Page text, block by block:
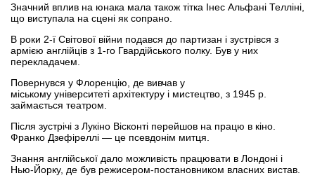
Значний вплив на юнака мала також тітка Інес Альфані Телліні,
що виступала на сцені як сопрано.
В роки 2-ї Світової війни подався до партизан і зустрівся з
армією англійців з 1-го Гвардійського полку. Був у них
перекладачем.
Повернувся у Флоренцію, де вивчав у
міському університеті архітектуру і мистецтво, з 1945 р.
займається театром.
Після зустрічі з Лукіно Вісконті перейшов на працю в кіно.
Франко Дзефіреллі — це псевдонім митця.
Знання англійської дало можливість працювати в Лондоні і
Нью-Йорку, де був режисером-постановником власних вистав.